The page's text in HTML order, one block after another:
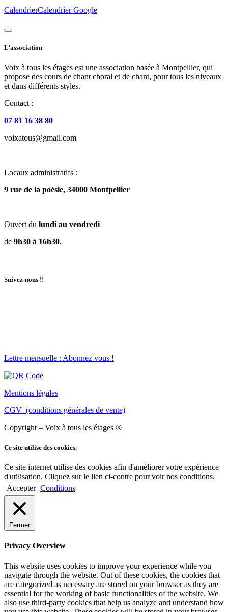
CalendrierCalendrier Google
L’association
Voix à tous les étages est une association basée à Montpellier, qui
propose des cours de chant choral et de chant, pour tous les niveaux
et dans différents styles.
Contact :
07 81 16 38 80
voixatous@gmail.com
Locaux administratifs :
9 rue de la poésie, 34000 Montpellier
Ouvert du lundi au vendredi
de 9h30 à 16h30.
Suivez-nous !!
Lettre mensuelle : Abonnez vous !
Mentions légales
CGV (conditions générales de vente)
Copyright – Voix à tous les étages ®
Ce site utilise des cookies.
Ce site internet utilise des cookies afin d'améliorer votre expérience
d'utilisation. Cliquez sur le lien ci-contre pour voir nos conditions.
Accepter Conditions
Fermer
Privacy Overview
This website uses cookies to improve your experience while you
navigate through the website. Out of these cookies, the cookies that
are categorized as necessary are stored on your browser as they are
essential for the working of basic functionalities of the website. We
also use third-party cookies that help us analyze and understand how